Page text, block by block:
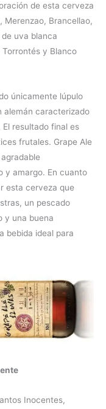
de esta cerveza
Merenzao, Brancellao,
uva blanca
Torrontés y Blanco
únicamente lúpulo
alemán caracterizado
resultado final es
frutales. Grape Ale
y amargo. En cuanto
esta cerveza que
un pescado
y una buena
bebida ideal para
Inocentes,